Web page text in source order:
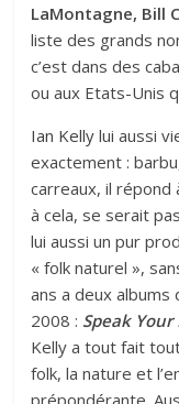
LaMontagne, Bill
liste des grands
c’est dans des
ou aux Etats-Unis
Ian Kelly lui aussi
exactement :
carreaux, il répond
à cela, se serait
lui aussi un pur
« folk naturel »,
ans a deux
2008 : Speak
Kelly a tout fait
folk, la nature et